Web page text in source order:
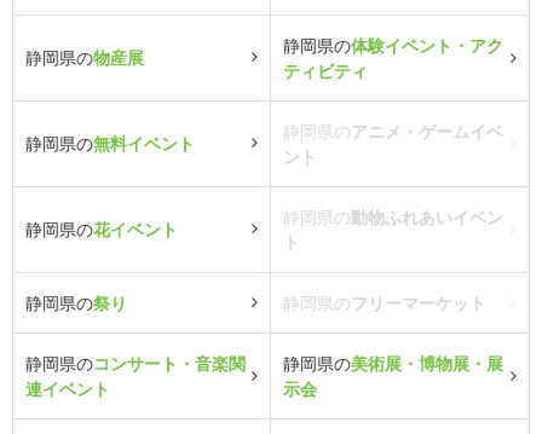
静岡県の物産展
静岡県の体験イベント・アク
ティビティ
静岡県の無料イベント
静岡県のアニメ・ゲームイベ
ント
静岡県の花イベント
静岡県の動物ふれあいイベン
ト
静岡県の祭り 静岡県のフリーマーケット
静岡県のコンサート・音楽関
連イベント
静岡県の美術展・博物展・展
示会